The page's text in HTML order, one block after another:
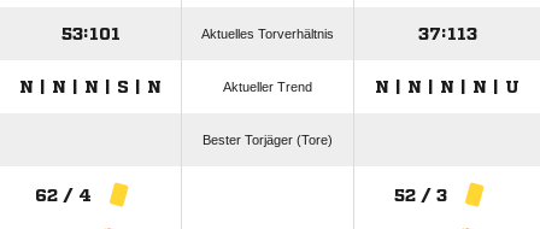
53:101 Aktuelles Torverhältnis 37:113
N | N | N | S | N Aktueller Trend N | N | N | N | U
Bester Torjäger (Tore)
62 / 4 52 / 3